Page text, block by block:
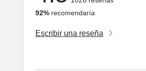
92% recomendaría
Escribir una reseña